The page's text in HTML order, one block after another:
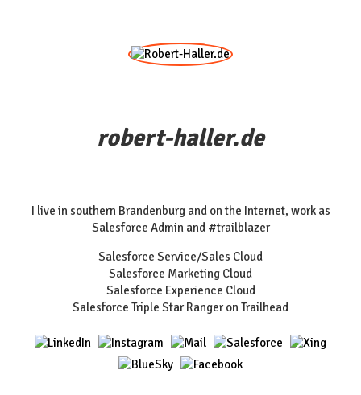
robert-haller.de
I live in southern Brandenburg and on the Internet, work as
Salesforce Admin and #trailblazer
Salesforce Service/Sales Cloud
Salesforce Marketing Cloud
Salesforce Experience Cloud
Salesforce Triple Star Ranger on Trailhead